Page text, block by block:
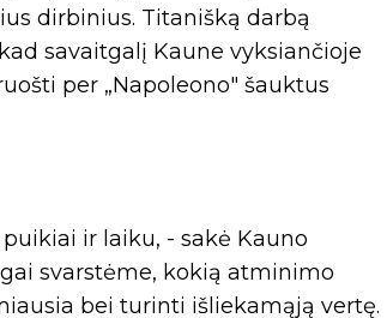
dirbinius. Titanišką darbą
savaitgalį Kaune vyksiančioje
per „Napoleono" šauktus
ir laiku, - sakė Kauno
svarstėme, kokią atminimo
bei turinti išliekamąją vertę.